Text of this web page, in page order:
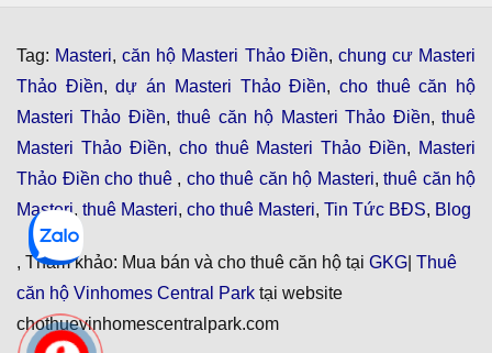
Tag: Masteri,căn hộ Masteri Thảo Điền, chung cư Masteri
Thảo Điền,dự án Masteri Thảo Điền, cho thuê căn hộ
Masteri Thảo Điền,thuê căn hộ Masteri Thảo Điền,thuê
Masteri Thảo Điền, cho thuê Masteri Thảo Điền, Masteri
Thảo Điền cho thuê , cho thuê căn hộ Masteri, thuê căn hộ
Masteri, thuê Masteri, cho thuê Masteri, Tin Tức BĐS, Blog
, Tham khảo: Mua bán và cho thuê căn hộ tại GKG Thuê
căn hộ Vinhomes Central Park tại website
chothuevinhomescentralpark.com